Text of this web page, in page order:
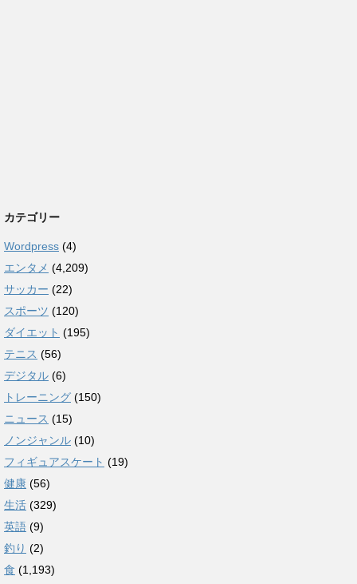
カテゴリー
Wordpress (4)
エンタメ (4,209)
サッカー (22)
スポーツ (120)
ダイエット (195)
テニス (56)
デジタル (6)
トレーニング (150)
ニュース (15)
ノンジャンル (10)
フィギュアスケート (19)
健康 (56)
生活 (329)
英語 (9)
釣り (2)
食 (1,193)